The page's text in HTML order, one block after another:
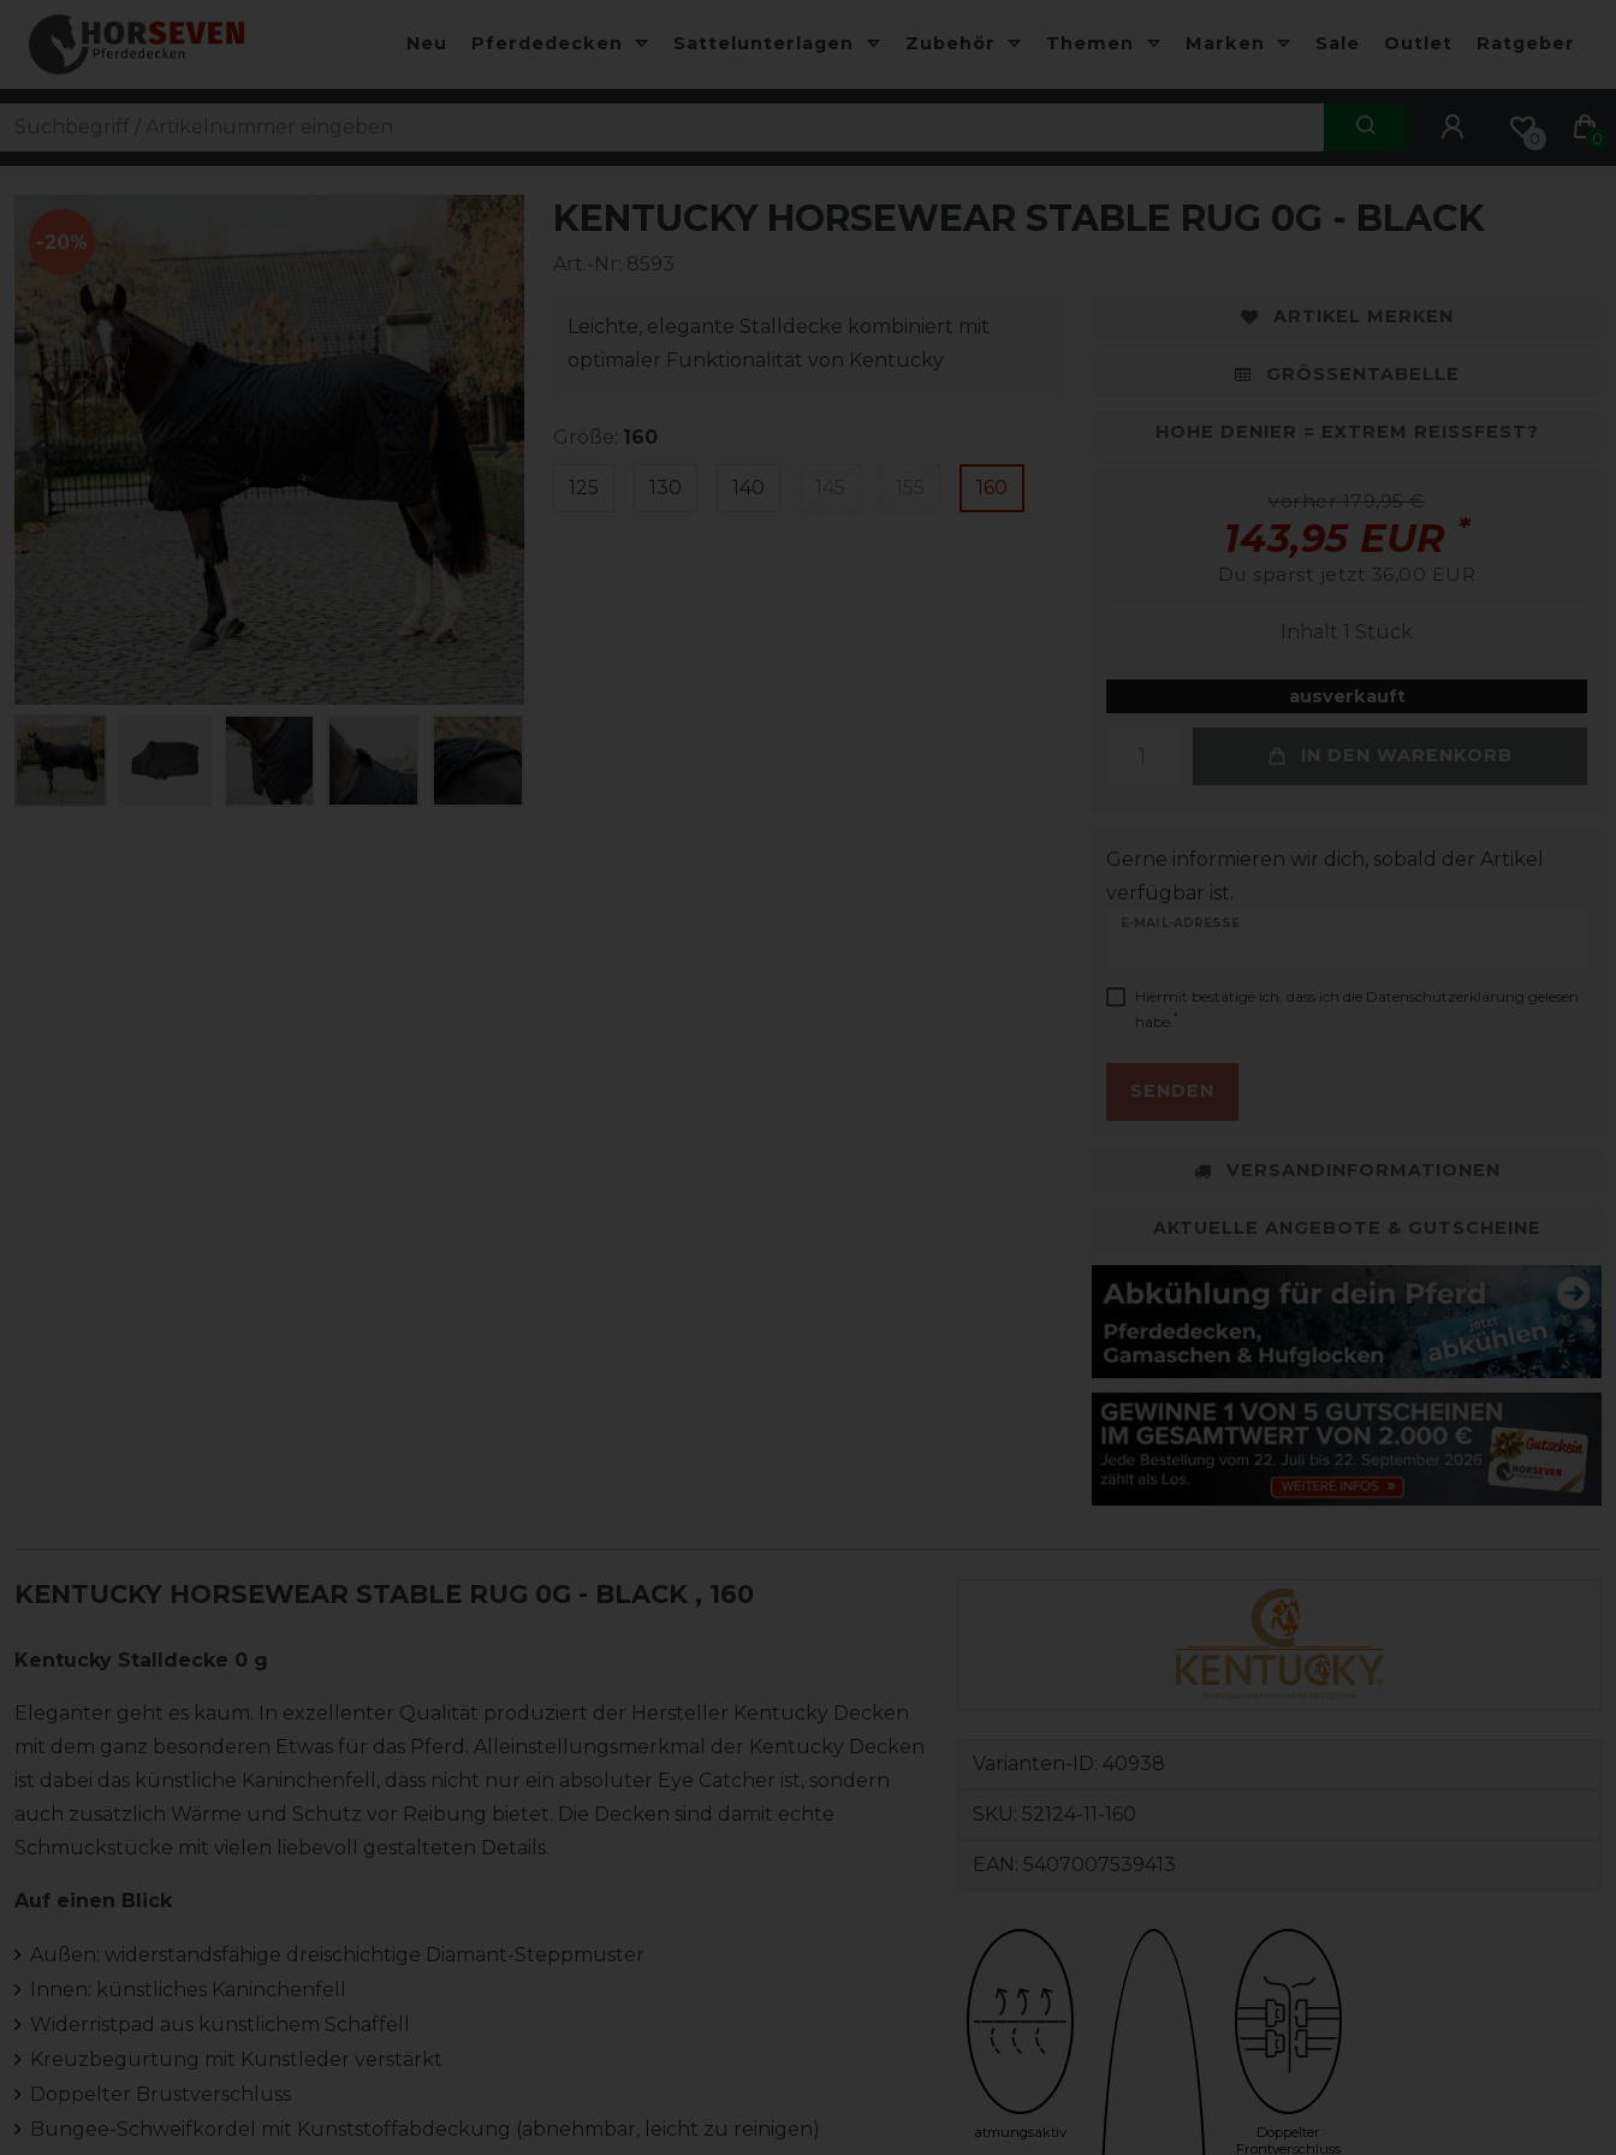
Neu Pferdedecken Sattelunterlagen Zubehör Themen Marken Sale Outlet Ratgeber
0 0
-20%
KENTUCKY HORSEWEAR STABLE RUG 0G - BLACK
Art.-Nr: 8593
Leichte, elegante Stalldecke kombiniert mit
optimaler Funktionalität von Kentucky
Größe: 160
125 130 140 160
ARTIKEL MERKEN
GRÖSSENTABELLE
HOHE DENIER = EXTREM REISSFEST?
vorher 179,95 €
143,95 EUR *
Du sparst jetzt 36,00 EUR
Inhalt 1 Stück
ausverkauft
IN DEN WARENKORB
Gerne informieren wir dich, sobald der Artikel
verfügbar ist.
E-MAIL-ADRESSE
Hiermit bestätige ich, dass ich die Daten­schutz­erklärung gelesen
habe. *
SENDEN
VERSANDINFORMATIONEN
AKTUELLE ANGEBOTE & GUTSCHEINE
KENTUCKY HORSEWEAR STABLE RUG 0G - BLACK , 160
Kentucky Stalldecke 0 g
Eleganter geht es kaum. In exzellenter Qualität produziert der Hersteller Kentucky Decken
mit dem ganz besonderen Etwas für das Pferd. Alleinstellungsmerkmal der Kentucky Decken
ist dabei das künstliche Kaninchenfell, dass nicht nur ein absoluter Eye Catcher ist, sondern
auch zusätzlich Wärme und Schutz vor Reibung bietet. Die Decken sind damit echte
Schmuckstücke mit vielen liebevoll gestalteten Details.
Auf einen Blick
Außen: widerstandsfähige dreischichtige Diamant-Steppmuster
Innen: künstliches Kaninchenfell
Widerristpad aus künstlichem Schaffell
Kreuzbegurtung mit Kunstleder verstärkt
Doppelter Brustverschluss
Bungee-Schweifkordel mit Kunststoffabdeckung (abnehmbar, leicht zu reinigen)
Varianten-ID: 40938
SKU: 52124-11-160
EAN: 5407007539413
atmungsaktiv
Doppelter
Frontverschluss